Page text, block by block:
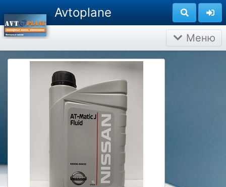
Avtoplane
Меню